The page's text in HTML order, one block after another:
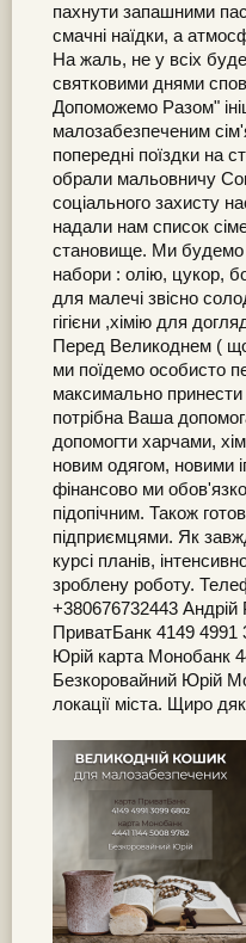
пахнути запашними
смачні наїдки, а
На жаль, не у всіх
святковими днями
Допоможемо Разом"
малозабезпеченим
попередні поїздки на
обрали мальовничу
соціального захисту
надали нам список
становище. Ми будемо
набори : олію, цукор,
для малечі звісно
гігієни ,хімію для
Перед Великоднем (
ми поїдемо особисто
максимально
потрібна Ваша
допомогти харчами,
новим одягом, новими
фінансово ми
підопічним. Також
підприємцями. Як
курсі планів,
зроблену роботу.
+380676732443 Андрій
ПриватБанк 4149 4991
Юрій карта Монобанк
Безкоровайний Юрій
локації міста. Щиро